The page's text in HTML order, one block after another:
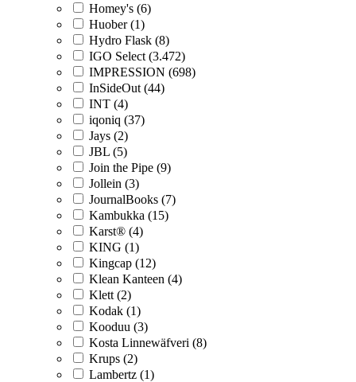
Homey's (6)
Huober (1)
Hydro Flask (8)
IGO Select (3.472)
IMPRESSION (698)
InSideOut (44)
INT (4)
iqoniq (37)
Jays (2)
JBL (5)
Join the Pipe (9)
Jollein (3)
JournalBooks (7)
Kambukka (15)
Karst® (4)
KING (1)
Kingcap (12)
Klean Kanteen (4)
Klett (2)
Kodak (1)
Kooduu (3)
Kosta Linnewäfveri (8)
Krups (2)
Lambertz (1)